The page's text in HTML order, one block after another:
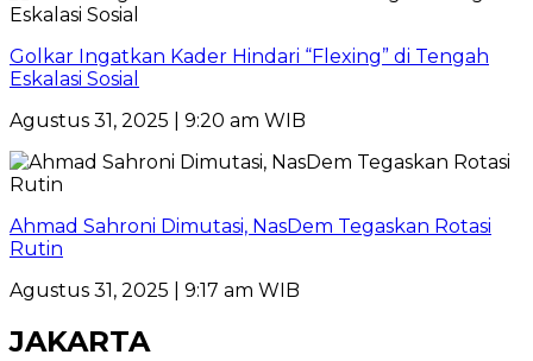
Golkar Ingatkan Kader Hindari “Flexing” di Tengah
Eskalasi Sosial
Agustus 31, 2025 | 9:20 am WIB
Ahmad Sahroni Dimutasi, NasDem Tegaskan Rotasi
Rutin
Agustus 31, 2025 | 9:17 am WIB
JAKARTA